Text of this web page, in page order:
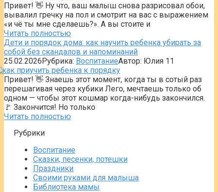
Привет! 👋 Ну что, ваш малыш снова разрисовал обои,
вывалил гречку на пол и смотрит на вас с выражением
«и чё ты мне сделаешь?». А вы стоите и
Читать полностью
Дети и порядок дома: как научить ребенка убирать за
собой без скандалов и напоминаний
25.02.2026Рубрика: ВоспитаниеАвтор: Юлия 11
Привет! 👋 Знаешь этот момент, когда ты в сотый раз
перешагивая через кубики Лего, мечтаешь только об
одном — чтобы этот кошмар когда-нибудь закончился.
🚩 Закончится! Но только
Читать полностью
Рубрики
Воспитание
Сказки, песенки, потешки
Праздники
Своими руками для малыша
Библиотека мамы